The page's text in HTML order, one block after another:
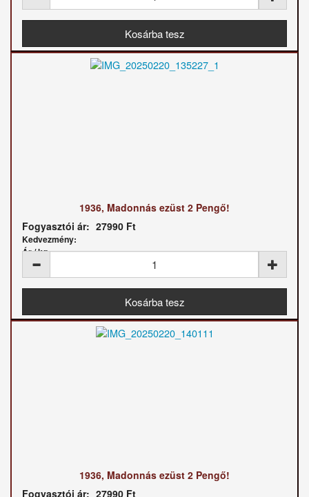
1936, Madonnás ezüst 2 Pengő!
Fogyasztói ár: 27990 Ft
Kedvezmény:
Ár / kg:
1936, Madonnás ezüst 2 Pengő!
Fogyasztói ár: 27990 Ft